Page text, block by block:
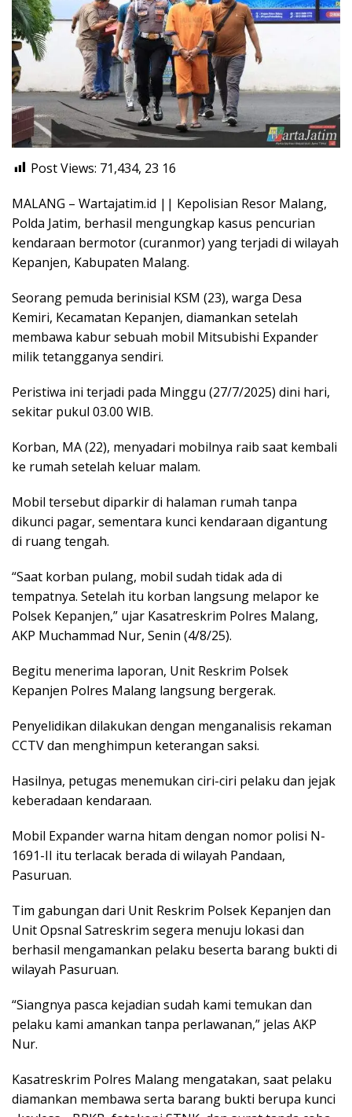
Post Views: 71,434, 23 16
MALANG – Wartajatim.id || Kepolisian Resor Malang,
Polda Jatim, berhasil mengungkap kasus pencurian
kendaraan bermotor (curanmor) yang terjadi di wilayah
Kepanjen, Kabupaten Malang.
Seorang pemuda berinisial KSM (23), warga Desa
Kemiri, Kecamatan Kepanjen, diamankan setelah
membawa kabur sebuah mobil Mitsubishi Expander
milik tetangganya sendiri.
Peristiwa ini terjadi pada Minggu (27/7/2025) dini hari,
sekitar pukul 03.00 WIB.
Korban, MA (22), menyadari mobilnya raib saat kembali
ke rumah setelah keluar malam.
Mobil tersebut diparkir di halaman rumah tanpa
dikunci pagar, sementara kunci kendaraan digantung
di ruang tengah.
“Saat korban pulang, mobil sudah tidak ada di
tempatnya. Setelah itu korban langsung melapor ke
Polsek Kepanjen,” ujar Kasatreskrim Polres Malang,
AKP Muchammad Nur, Senin (4/8/25).
Begitu menerima laporan, Unit Reskrim Polsek
Kepanjen Polres Malang langsung bergerak.
Penyelidikan dilakukan dengan menganalisis rekaman
CCTV dan menghimpun keterangan saksi.
Hasilnya, petugas menemukan ciri-ciri pelaku dan jejak
keberadaan kendaraan.
Mobil Expander warna hitam dengan nomor polisi N-
1691-II itu terlacak berada di wilayah Pandaan,
Pasuruan.
Tim gabungan dari Unit Reskrim Polsek Kepanjen dan
Unit Opsnal Satreskrim segera menuju lokasi dan
berhasil mengamankan pelaku beserta barang bukti di
wilayah Pasuruan.
“Siangnya pasca kejadian sudah kami temukan dan
pelaku kami amankan tanpa perlawanan,” jelas AKP
Nur.
Kasatreskrim Polres Malang mengatakan, saat pelaku
diamankan membawa serta barang bukti berupa kunci